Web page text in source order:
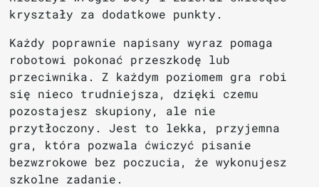
kryształy za dodatkowe punkty.
Każdy poprawnie napisany wyraz pomaga
robotowi pokonać przeszkodę lub
przeciwnika. Z każdym poziomem gra robi
się nieco trudniejsza, dzięki czemu
pozostajesz skupiony, ale nie
przytłoczony. Jest to lekka, przyjemna
gra, która pozwala ćwiczyć pisanie
bezwzrokowe bez poczucia, że wykonujesz
szkolne zadanie.